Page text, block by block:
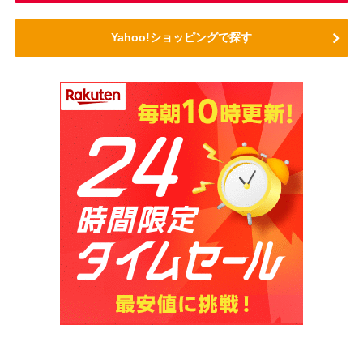
Yahoo!ショッピングで探す